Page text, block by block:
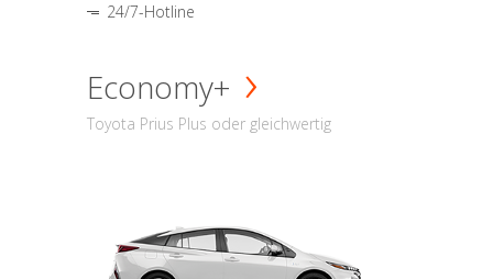
24/7-Hotline
Economy+
Toyota Prius Plus oder gleichwertig